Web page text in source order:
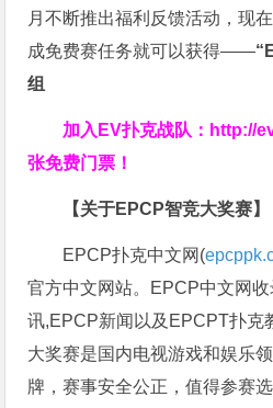
月不断推出福利反馈活动，现
成免费赛任务就可以获得——
组
加入EV扑克战队： http://
张免费门票！
【关于EPCP智竞大奖赛】
EPCP扑克中文网(
官方中文网站。EPCP中文网
讯,EPCP新闻以及EPCPT扑克
大奖赛是国内电视游戏和娱乐
牌，赛事安全公正，值得参赛